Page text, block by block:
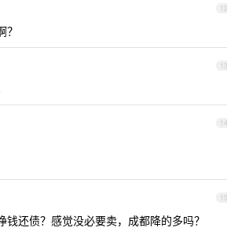
12
13
14
15
还债？感觉没必要卖，成都降的多吗？